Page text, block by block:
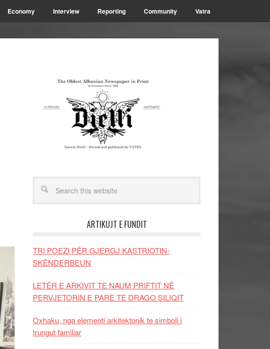
Economy Interview Reporting Community Vatra
ARTIKUJT E FUNDIT
TRI POEZI PËR GJERGJ KASTRIOTIN-
SKËNDERBEUN
LETËR E ARKIVIT TE NAUM PRIFTIT NË
PERVJETORIN E PARE TE DRAGO SILIQIT
Oxhaku, nga elementi arkitektonik te simboli i
trungut familjar